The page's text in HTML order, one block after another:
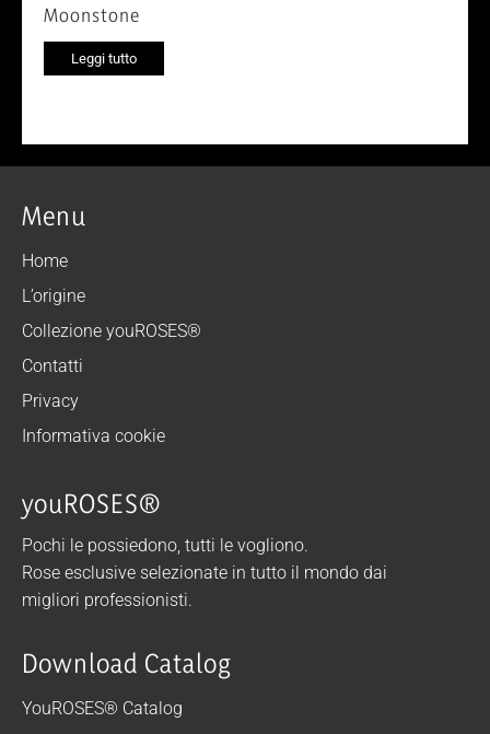
Moonstone
Leggi tutto
Menu
Home
L’origine
Collezione youROSES®
Contatti
Privacy
Informativa cookie
youROSES®
Pochi le possiedono, tutti le vogliono.
Rose esclusive selezionate in tutto il mondo dai
migliori professionisti.
Download Catalog
YouROSES® Catalog